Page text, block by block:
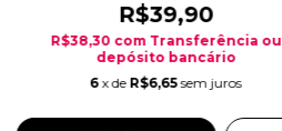
R$39,90
R$38,30 com Transferência ou
depósito bancário
6 x de R$6,65 sem juros